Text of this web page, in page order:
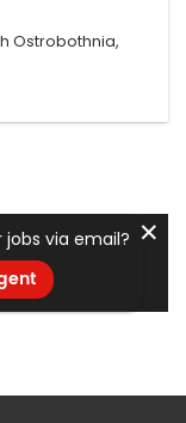
Ostrobothnia,
via email? ✕